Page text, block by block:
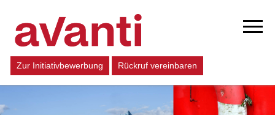
Zur Initiativbewerbung Rückruf vereinbaren